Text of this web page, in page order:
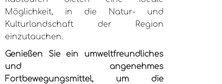
Möglichkeit, in die Natur- und
Kulturlandschaft der Region
einzutauchen.
Genießen Sie ein umweltfreundliches
und angenehmes
Fortbewegungsmittel, um die